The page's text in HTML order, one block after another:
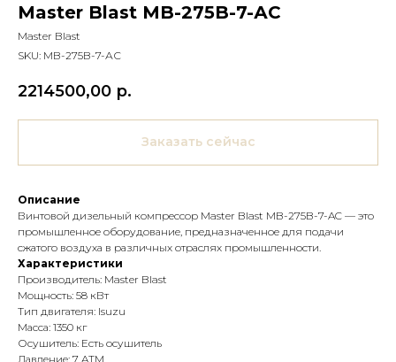
Master Blast MB-275B-7-АС
Master Blast
SKU: MB-275B-7-АС
2214500,00 р.
Заказать сейчас
Описание
Винтовой дизельный компрессор Master Blast MB-275B-7-AC — это
промышленное оборудование, предназначенное для подачи
сжатого воздуха в различных отраслях промышленности.
Характеристики
Производитель: Master Blast
Мощность: 58 кВт
Тип двигателя: Isuzu
Масса: 1350 кг
Осушитель: Есть осушитель
Давление: 7 ATM